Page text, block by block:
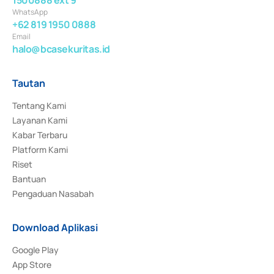
WhatsApp
+62 819 1950 0888
Email
halo@bcasekuritas.id
Tautan
Tentang Kami
Layanan Kami
Kabar Terbaru
Platform Kami
Riset
Bantuan
Pengaduan Nasabah
Download Aplikasi
Google Play
App Store